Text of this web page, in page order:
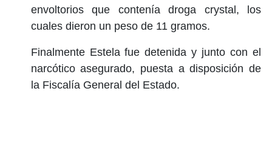
envoltorios que contenía droga crystal, los
cuales dieron un peso de 11 gramos.
Finalmente Estela fue detenida y junto con el
narcótico asegurado, puesta a disposición de
la Fiscalía General del Estado.